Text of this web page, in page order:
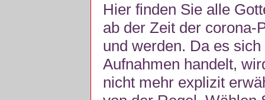
Hier finden Sie alle
ab der Zeit der corona-
und werden. Da es
Aufnahmen handelt,
nicht mehr explizit